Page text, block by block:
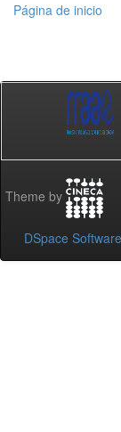
Página de inicio
Theme by
DSpace Software